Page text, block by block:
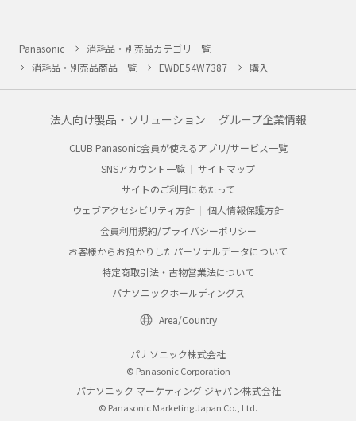
Panasonic
消耗品・別売品カテゴリ一覧
消耗品・別売品商品一覧
EWDE54W7387 購入
法人向け製品・ソリューション グループ企業情報
CLUB Panasonic会員が使えるアプリ/サービス一覧
SNSアカウント一覧
サイトマップ
サイトのご利用にあたって
ウェブアクセシビリティ方針
個人情報保護方針
会員利用規約/プライバシーポリシー
お客様からお預かりしたパーソナルデータについて
特定商取引法・古物営業法について
パナソニックホールディングス
Area/Country
パナソニック株式会社
© Panasonic Corporation
パナソニック マーケティング ジャパン株式会社
© Panasonic Marketing Japan Co., Ltd.